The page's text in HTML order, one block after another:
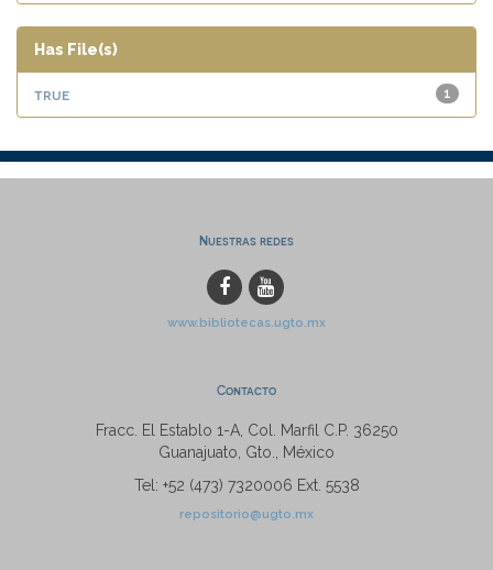
Has File(s)
1
true
Nuestras redes
www.bibliotecas.ugto.mx
Contacto
Fracc. El Establo 1-A, Col. Marfil C.P. 36250
Guanajuato, Gto., México
Tel: +52 (473) 7320006 Ext. 5538
repositorio@ugto.mx